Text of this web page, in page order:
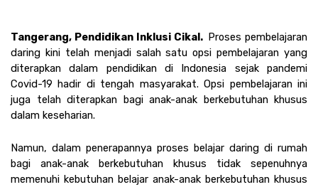
Tangerang, Pendidikan Inklusi Cikal. Proses pembelajaran
daring kini telah menjadi salah satu opsi pembelajaran yang
diterapkan dalam pendidikan di Indonesia sejak pandemi
Covid-19 hadir di tengah masyarakat. Opsi pembelajaran ini
juga telah diterapkan bagi anak-anak berkebutuhan khusus
dalam keseharian.
Namun, dalam penerapannya proses belajar daring di rumah
bagi anak-anak berkebutuhan khusus tidak sepenuhnya
memenuhi kebutuhan belajar anak-anak berkebutuhan khusus